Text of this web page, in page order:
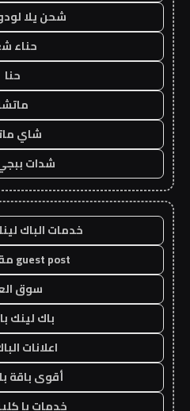
شحن يلا
حناء
حنا
شاي
شدات
خدمات الباك
guest post مقال ضيف
سوق
باك لينك
اعلانات
أقوى باقة
خدمات با كلينك